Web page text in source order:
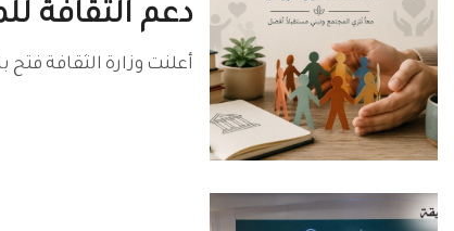
دعم الثقافة
أعلنت وزارة الثقافة فتح باب